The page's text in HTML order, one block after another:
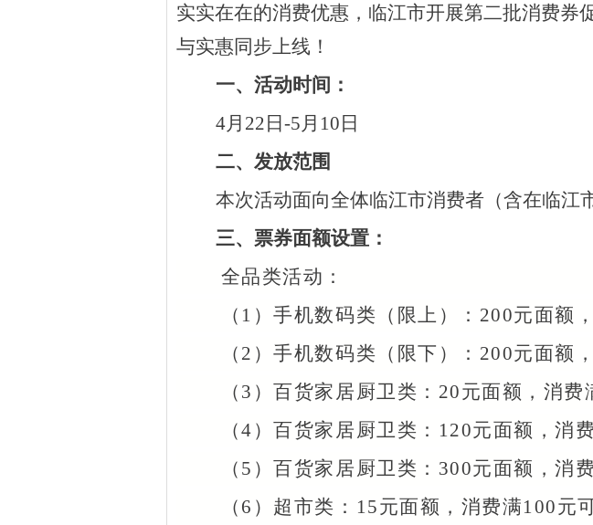
实实在在的消费优惠，临江市开展第二批消费券
与实惠同步上线！
一、活动时间：
4月22日-5月10日
二、发放范围
本次活动面向全体临江市消费者（含在临江
三、票券面额设置：
全品类活动：
（ 1）手机数码类（限上）：200元面额
（ 2）手机数码类（限下）：200元面额
（ 3）百货家居厨卫类：20元面额，消费
（4）百货家居厨卫类：120元面额，消
（ 5）百货家居厨卫类：300元面额，消
（ 6）超市类：15元面额，消费满100元